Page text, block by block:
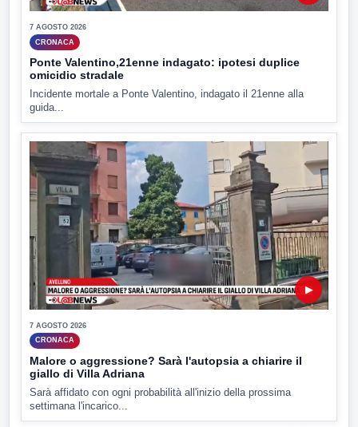
7 AGOSTO 2026
CRONACA
Ponte Valentino,21enne indagato: ipotesi duplice
omicidio stradale
Incidente mortale a Ponte Valentino, indagato il 21enne alla
guida...
▶
7 AGOSTO 2026
CRONACA
Malore o aggressione? Sarà l'autopsia a chiarire il
giallo di Villa Adriana
Sarà affidato con ogni probabilità all'inizio della prossima
settimana l'incarico...